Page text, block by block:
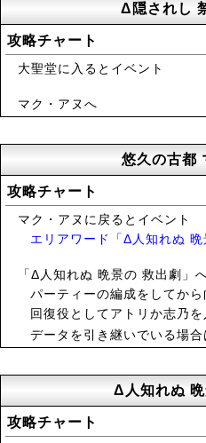
Δ隠されし
攻略チャート
大聖堂に入るとイベント
マク・アヌへ
悠久の古都
攻略チャート
マク・アヌに戻るとイベント
エリアワード「Δ人知れぬ 晩
「Δ人知れぬ 晩景の 救出劇」
パーティーの編成をしてから
回復役としてアトリか志乃を
データを引き継いでいる場合
Δ人知れぬ 晩
攻略チャート